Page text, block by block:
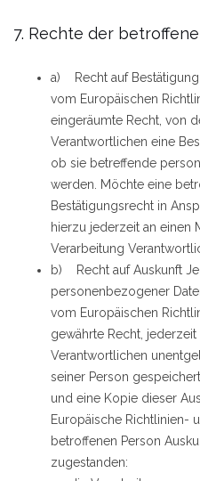
7. Rechte der
a) Recht auf
vom Europäischen
eingeräumte Recht, von
Verantwortlichen eine
ob sie betreffende
werden. Möchte eine
Bestätigungsrecht in
hierzu jederzeit an einen
Verarbeitung
b) Recht auf Auskunft
personenbezogener
vom Europäischen
gewährte Recht,
Verantwortlichen
seiner Person
und eine Kopie dieser
Europäische Richtlinien-
betroffenen Person
zugestanden: